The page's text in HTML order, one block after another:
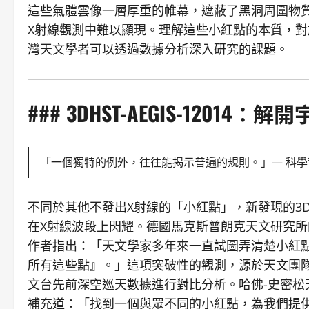
這些氣體雲像一層厚重的帷幕，遮蔽了黑洞周圍
X射線觀測中難以顯現。理解這些小紅點的本質，
灣天文學者可以透過數據分析深入研究的課題。
### 3DHST-AEGIS-12014：解
「一個獨特的例外，往往能揭示普遍的規則。」— 科
不同於其他不發出X射線的「小紅點」，新發現的
在X射線波段上閃耀。德國馬克斯普朗克天文研究
作者指出：「天文學家多年來一直試圖弄清楚小
所有這些點』。」這項突破性的觀測，源於天文團
文台先前深空巡天數據進行對比分析。哈佛-史密
補充道：「找到一個與眾不同的小紅點，為我們提